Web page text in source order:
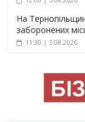
На
заборонених
11:30 | 5.08.2026